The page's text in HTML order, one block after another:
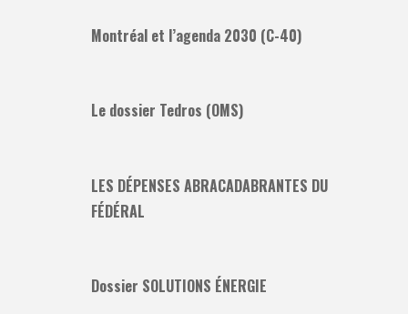
Montréal et l’agenda 2030 (C-40)
Le dossier Tedros (OMS)
LES DÉPENSES ABRACADABRANTES DU
FÉDÉRAL
Dossier SOLUTIONS ÉNERGIE